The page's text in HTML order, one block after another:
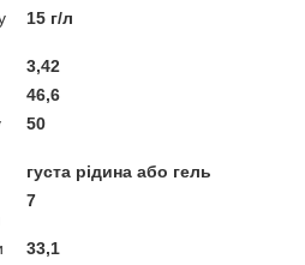
15 г/л
3,42
46,6
50
густа рідина або гель
7
33,1